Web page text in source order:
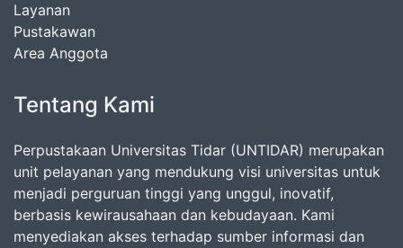
Layanan
Pustakawan
Area Anggota
Tentang Kami
Perpustakaan Universitas Tidar (UNTIDAR) merupakan
unit pelayanan yang mendukung visi universitas untuk
menjadi perguruan tinggi yang unggul, inovatif,
berbasis kewirausahaan dan kebudayaan. Kami
menyediakan akses terhadap sumber informasi dan